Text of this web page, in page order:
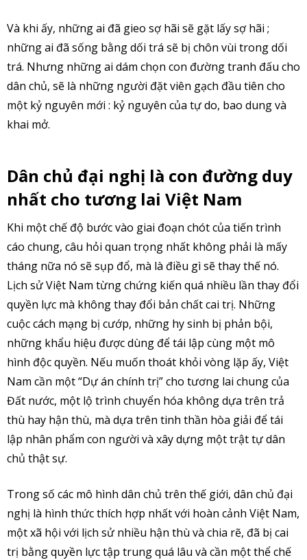
Và khi ấy, những ai đã gieo sợ hãi sẽ gặt lấy sợ hãi ;
những ai đã sống bằng dối trá sẽ bị chôn vùi trong dối
trá. Nhưng những ai dám chọn con đường tranh đấu cho
dân chủ, sẽ là những người đặt viên gạch đầu tiên cho
một kỷ nguyên mới : kỷ nguyên của tự do, bao dung và
khai mở.
Dân chủ đại nghị là con đường duy
nhất cho tương lai Việt Nam
Khi một chế độ bước vào giai đoạn chót của tiến trình
cáo chung, câu hỏi quan trọng nhất không phải là mấy
tháng nữa nó sẽ sụp đổ, mà là điều gì sẽ thay thế nó.
Lịch sử Việt Nam từng chứng kiến quá nhiều lần thay đổi
quyền lực mà không thay đổi bản chất cai trị. Những
cuộc cách mạng bị cướp, những hy sinh bị phản bội,
những khẩu hiệu được dùng để tái lập cùng một mô
hình độc quyền. Nếu muốn thoát khỏi vòng lặp ấy, Việt
Nam cần một “Dự án chính trị” cho tương lai chung của
Đất nước, một lộ trình chuyển hóa không dựa trên trả
thù hay hận thù, mà dựa trên tinh thần hòa giải để tái
lập nhân phẩm con người và xây dựng một trật tự dân
chủ thật sự.
Trong số các mô hình dân chủ trên thế giới, dân chủ đại
nghị là hình thức thích hợp nhất với hoàn cảnh Việt Nam,
một xã hội với lịch sử nhiều hận thù và chia rẽ, đã bị cai
trị bằng quyền lực tập trung quá lâu và cần một thể chế